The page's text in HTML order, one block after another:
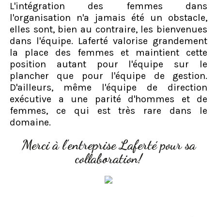
L'intégration des femmes dans
l'organisation n'a jamais été un obstacle,
elles sont, bien au contraire, les bienvenues
dans l'équipe. Laferté valorise grandement
la place des femmes et maintient cette
position autant pour l'équipe sur le
plancher que pour l'équipe de gestion.
D'ailleurs, même l'équipe de direction
exécutive a une parité d'hommes et de
femmes, ce qui est très rare dans le
domaine.
Merci à l'entreprise Laferté pour sa
collaboration!